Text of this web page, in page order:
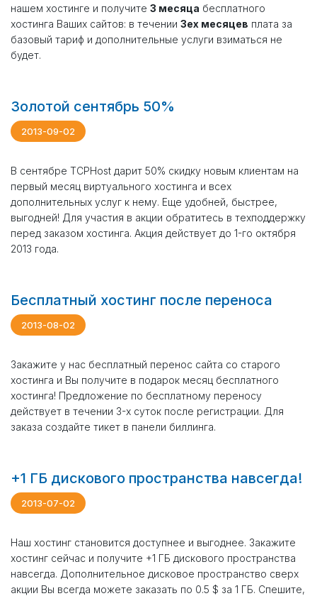
нашем хостинге и получите 3 месяца бесплатного
хостинга Ваших сайтов: в течении 3ех месяцев плата за
базовый тариф и дополнительные услуги взиматься не
будет.
Золотой сентябрь 50%
2013-09-02
В сентябре TCPHost дарит 50% скидку новым клиентам на
первый месяц виртуального хостинга и всех
дополнительных услуг к нему. Еще удобней, быстрее,
выгодней! Для участия в акции обратитесь в техподдержку
перед заказом хостинга. Акция действует до 1-го октября
2013 года.
Бесплатный хостинг после переноса
2013-08-02
Закажите у нас бесплатный перенос сайта со старого
хостинга и Вы получите в подарок месяц бесплатного
хостинга! Предложение по бесплатному переносу
действует в течении 3-х суток после регистрации. Для
заказа создайте тикет в панели биллинга.
+1 ГБ дискового пространства навсегда!
2013-07-02
Наш хостинг становится доступнее и выгоднее. Закажите
хостинг сейчас и получите +1 ГБ дискового пространства
навсегда. Дополнительное дисковое пространство сверх
акции Вы всегда можете заказать по 0.5 $ за 1 ГБ. Спешите,